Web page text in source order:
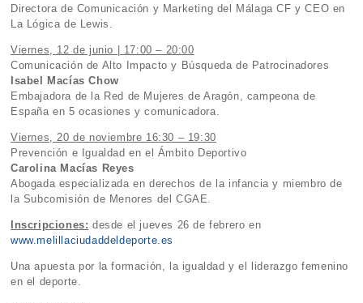
Directora de Comunicación y Marketing del Málaga CF y CEO en
La Lógica de Lewis.
Viernes, 12 de junio | 17:00 – 20:00
Comunicación de Alto Impacto y Búsqueda de Patrocinadores
Isabel Macías Chow
Embajadora de la Red de Mujeres de Aragón, campeona de
España en 5 ocasiones y comunicadora.
Viernes, 20 de noviembre 16:30 – 19:30
Prevención e Igualdad en el Ámbito Deportivo
Carolina Macías Reyes
Abogada especializada en derechos de la infancia y miembro de
la Subcomisión de Menores del CGAE.
Inscripciones: desde el jueves 26 de febrero en
www.melillaciudaddeldeporte.es
Una apuesta por la formación, la igualdad y el liderazgo femenino
en el deporte.